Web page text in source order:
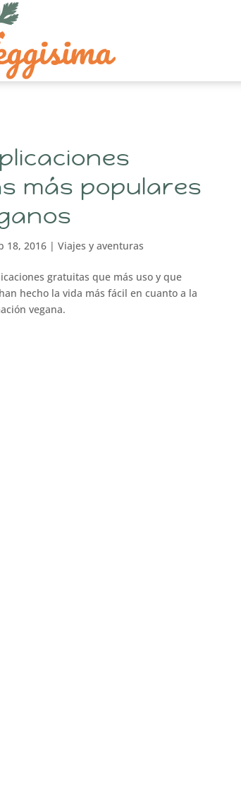
más populares
18, 2016| Viajes y aventuras
gratuitas que más uso y que
hecho la vida más fácil en cuanto a la
vegana.